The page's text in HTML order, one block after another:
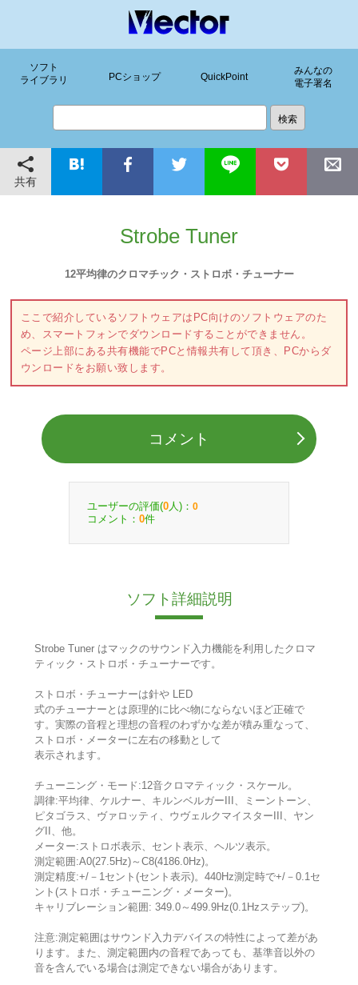
ソフト
ライブラリ
PCショップ QuickPoint
みんなの
電子署名
共有
Strobe Tuner
12平均律のクロマチック・ストロボ・チューナー
ここで紹介しているソフトウェアはPC向けのソフトウェアのた
め、スマートフォンでダウンロードすることができません。
ページ上部にある共有機能でPCと情報共有して頂き、PCからダ
ウンロードをお願い致します。
コメント
ユーザーの評価(0 人)： 0
コメント： 0件
ソフト詳細説明
Strobe Tuner はマックのサウンド入力機能を利用したクロマ
ティック・ストロボ・チューナーです。
ストロボ・チューナーは針や LED
式のチューナーとは原理的に比べ物にならないほど正確で
す。実際の音程と理想の音程のわずかな差が積み重なって、
ストロボ・メーターに左右の移動として
表示されます。
チューニング・モード:12音クロマティック・スケール。
調律:平均律、ケルナー、キルンベルガーIII、ミーントーン、
ピタゴラス、ヴァロッティ、ウヴェルクマイスターIII、ヤン
グII、他。
メーター:ストロボ表示、セント表示、ヘルツ表示。
測定範囲:A0(27.5Hz)～C8(4186.0Hz)。
測定精度:+/－1セント(セント表示)。440Hz測定時で+/－0.1セ
ント(ストロボ・チューニング・メーター)。
キャリブレーション範囲: 349.0～499.9Hz(0.1Hzステップ)。
注意:測定範囲はサウンド入力デバイスの特性によって差があ
ります。また、測定範囲内の音程であっても、基準音以外の
音を含んでいる場合は測定できない場合があります。